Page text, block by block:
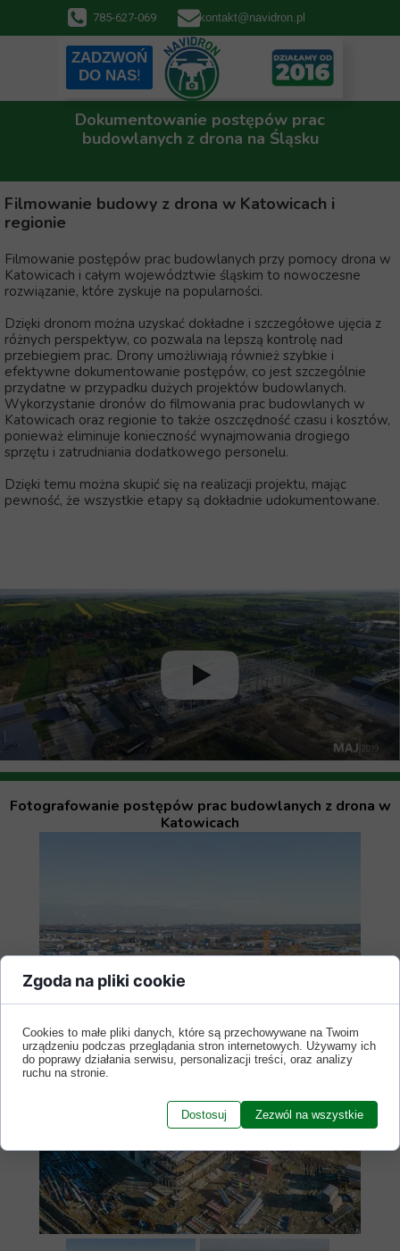
ZADZWOŃ
DO NAS!
785-627-069kontakt@navidron.pl
Fotografowanie postępów prac budowlanych z drona w
Katowicach
Filmowanie budowy z drona w Katowicach i
regionie
Filmowanie postępów prac budowlanych przy pomocy drona w
Katowicach i całym województwie śląskim to nowoczesne
rozwiązanie, które zyskuje na popularności.
Dzięki dronom można uzyskać dokładne i szczegółowe ujęcia z
różnych perspektyw, co pozwala na lepszą kontrolę nad
przebiegiem prac. Drony umożliwiają również szybkie i
efektywne dokumentowanie postępów, co jest szczególnie
przydatne w przypadku dużych projektów budowlanych.
Wykorzystanie dronów do filmowania prac budowlanych w
Katowicach oraz regionie to także oszczędność czasu i kosztów,
ponieważ eliminuje konieczność wynajmowania drogiego
sprzętu i zatrudniania dodatkowego personelu.
Dzięki temu można skupić się na realizacji projektu, mając
pewność, że wszystkie etapy są dokładnie udokumentowane.
Dokumentowanie postępów prac
budowlanych z drona na Śląsku
Zgoda na pliki cookie
Cookies to małe pliki danych, które są przechowywane na Twoim
urządzeniu podczas przeglądania stron internetowych. Używamy ich
do poprawy działania serwisu, personalizacji treści, oraz analizy
ruchu na stronie.
Dostosuj Zezwól na wszystkie